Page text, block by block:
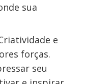
sua
e
forças.
seu